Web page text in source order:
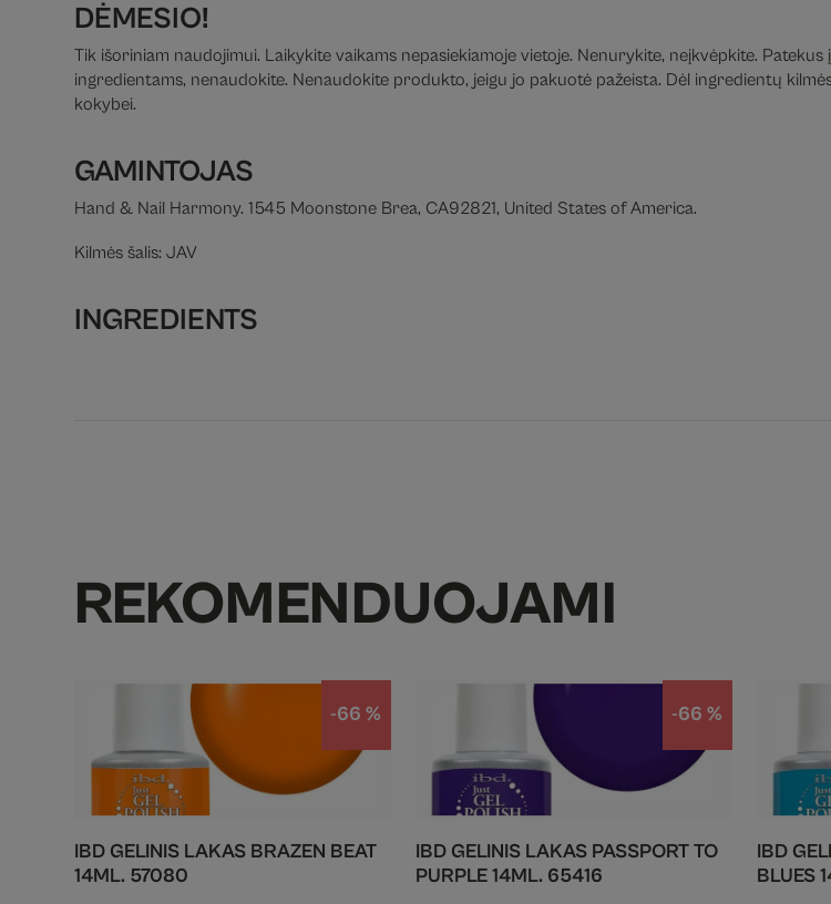
DĖMESIO!
Tik išoriniam naudojimui. Laikykite vaikams nepasiekiamoje vietoje. Nenurykite, neįkvėpkite.
ingredientams, nenaudokite. Nenaudokite produkto, jeigu jo pakuotė pažeista. Dėl ingredientų
kokybei.
GAMINTOJAS
Hand & Nail Harmony. 1545 Moonstone Brea, CA92821, United States of America.
Kilmės šalis: JAV
INGREDIENTS
REKOMENDUOJAMI
-66 %
IBD GELINIS LAKAS BRAZEN BEAT
14ML. 57080
-66 %
IBD GELINIS LAKAS PASSPORT TO
PURPLE 14ML. 65416
IBD
BLUES